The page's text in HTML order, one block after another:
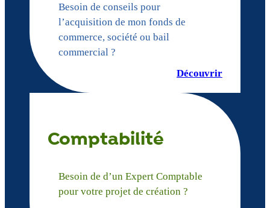
Besoin de conseils pour
l’acquisition de mon fonds de
commerce, société ou bail
commercial ?
Découvrir
Comptabilité
Besoin de d’un Expert Comptable
pour votre projet de création ?